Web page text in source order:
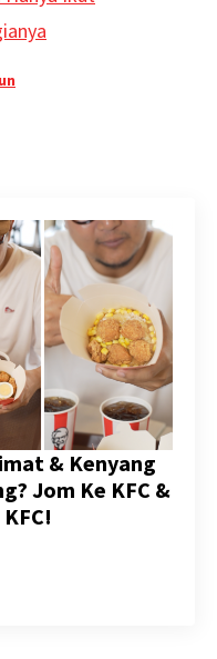
& Kenyang
Jom Ke KFC &